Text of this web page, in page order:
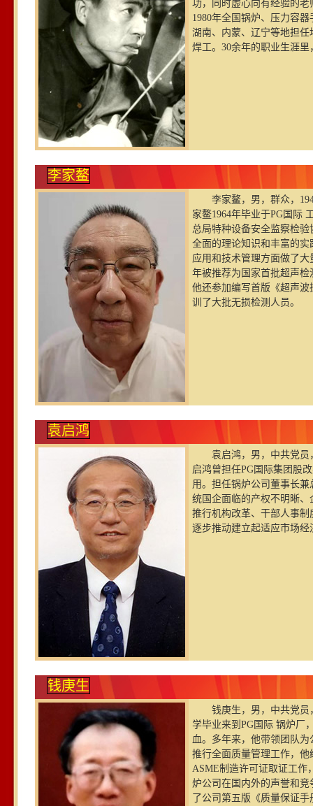
功，同时虚心向有经验的
1980年全国锅炉、压力容
湖南、内蒙、辽宁等地担
焊工。30余年的职业生涯
李家鳌
李家鳌，男，群众，
家鳌1964年毕业于PG国际
总局特种设备安全监察检
全面的理论知识和丰富的
应用和技术管理方面做了
年被推荐为国家首批超声
他还参加编写首版《超声
训了大批无损检测人员。
袁启鸿
袁启鸿，男，中共党员
启鸿曾担任PG国际集团股
用。担任锅炉公司董事长
统国企面临的产权不明晰
推行机构改革、干部人事
逐步推动建立起适应市场
钱庚生
钱庚生，男，中共党员
学毕业来到PG国际 锅炉厂
血。多年来，他带领团队
推行全面质量管理工作，
ASME制造许可证取证工作
炉公司在国内外的声誉和竞
了公司第五版《质量保证